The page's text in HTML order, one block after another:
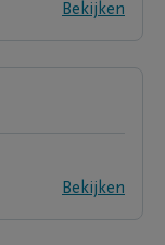
Bekijken
Bekijken